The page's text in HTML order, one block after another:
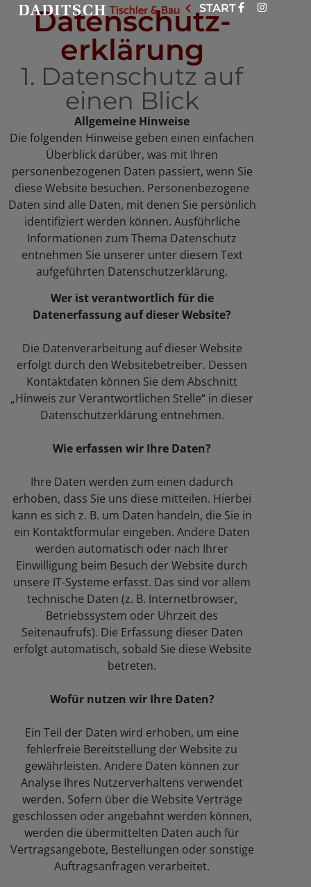
START
Datenschutz­
erklärung
1. Datenschutz auf
einen Blick
Allgemeine Hinweise
Die folgenden Hinweise geben einen einfachen
Überblick darüber, was mit Ihren
personenbezogenen Daten passiert, wenn Sie
diese Website besuchen. Personenbezogene
Daten sind alle Daten, mit denen Sie persönlich
identifiziert werden können. Ausführliche
Informationen zum Thema Datenschutz
entnehmen Sie unserer unter diesem Text
aufgeführten Datenschutzerklärung.
Wer ist verantwortlich für die
Datenerfassung auf dieser Website?
Die Datenverarbeitung auf dieser Website
erfolgt durch den Websitebetreiber. Dessen
Kontaktdaten können Sie dem Abschnitt
„Hinweis zur Verantwortlichen Stelle“ in dieser
Datenschutzerklärung entnehmen.
Wie erfassen wir Ihre Daten?
Ihre Daten werden zum einen dadurch
erhoben, dass Sie uns diese mitteilen. Hierbei
kann es sich z. B. um Daten handeln, die Sie in
ein Kontaktformular eingeben. Andere Daten
werden automatisch oder nach Ihrer
Einwilligung beim Besuch der Website durch
unsere IT-Systeme erfasst. Das sind vor allem
technische Daten (z. B. Internetbrowser,
Betriebssystem oder Uhrzeit des
Seitenaufrufs). Die Erfassung dieser Daten
erfolgt automatisch, sobald Sie diese Website
betreten.
Wofür nutzen wir Ihre Daten?
Ein Teil der Daten wird erhoben, um eine
fehlerfreie Bereitstellung der Website zu
gewährleisten. Andere Daten können zur
Analyse Ihres Nutzerverhaltens verwendet
werden. Sofern über die Website Verträge
geschlossen oder angebahnt werden können,
werden die übermittelten Daten auch für
Vertragsangebote, Bestellungen oder sonstige
Auftragsanfragen verarbeitet.